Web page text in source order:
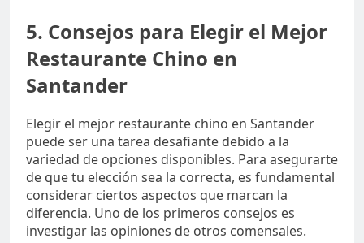
5. Consejos para Elegir el Mejor
Restaurante Chino en
Santander
Elegir el mejor restaurante chino en Santander
puede ser una tarea desafiante debido a la
variedad de opciones disponibles. Para asegurarte
de que tu elección sea la correcta, es fundamental
considerar ciertos aspectos que marcan la
diferencia. Uno de los primeros consejos es
investigar las opiniones de otros comensales.